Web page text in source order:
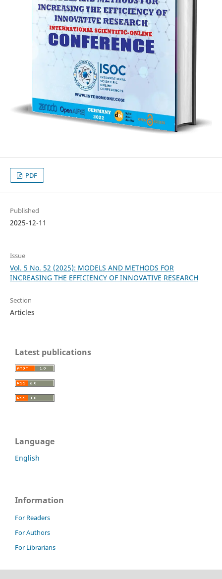
PDF
Published
2025-12-11
Issue
Vol. 5 No. 52 (2025): MODELS AND METHODS FOR
INCREASING THE EFFICIENCY OF INNOVATIVE RESEARCH
Section
Articles
Latest publications
Language
English
Information
For Readers
For Authors
For Librarians